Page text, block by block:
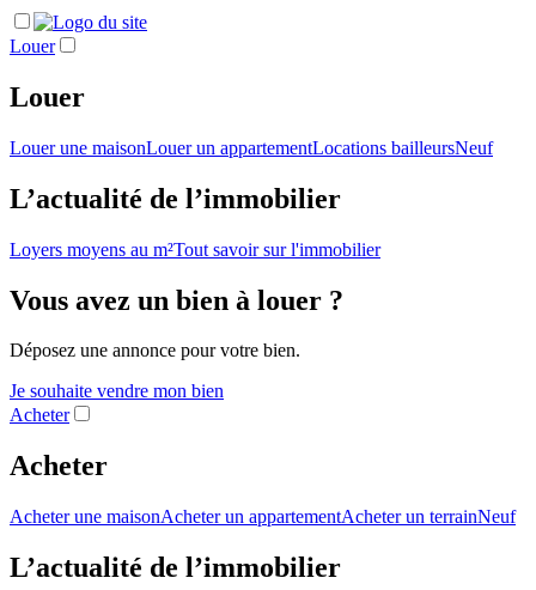
Louer
Louer
Louer une maisonLouer un appartementLocations bailleursNeuf
L’actualité de l’immobilier
Loyers moyens au m²Tout savoir sur l'immobilier
Vous avez un bien à louer ?
Déposez une annonce pour votre bien.
Je souhaite vendre mon bien
Acheter
Acheter
Acheter une maisonAcheter un appartementAcheter un terrainNeuf
L’actualité de l’immobilier